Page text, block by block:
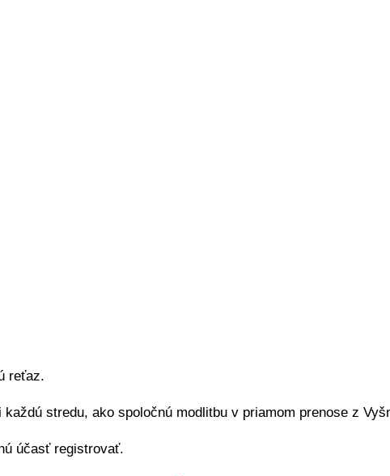
reťaz.
stredu, ako spoločnú modlitbu v priamom prenose z
účasť registrovať.